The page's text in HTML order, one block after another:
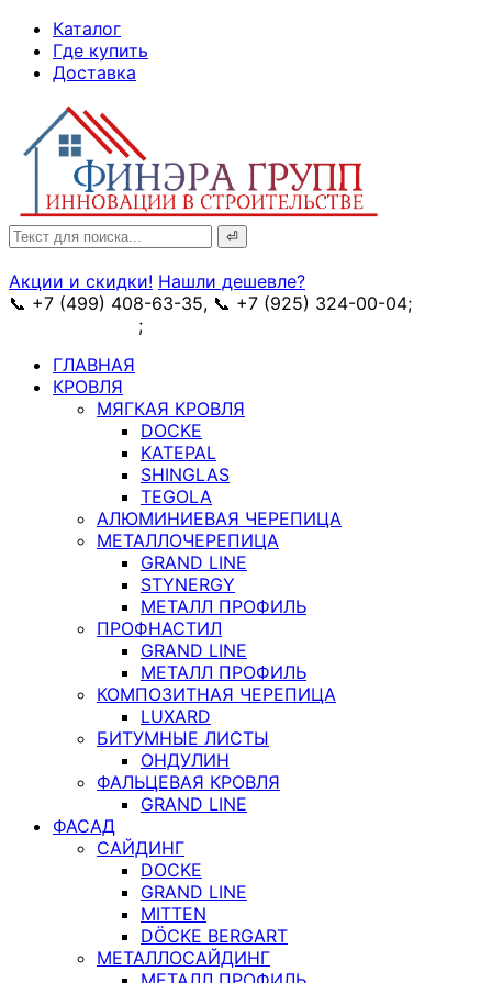
Skip
Content
Каталог
Где купить
Доставка
Search
for:
Акции и скидки! Нашли дешевле?
📞 +7 (499) 408-63-35, 📞 +7 (925) 324-00-04;
;
ГЛАВНАЯ
КРОВЛЯ
МЯГКАЯ КРОВЛЯ
DOCKE
KATEPAL
SHINGLAS
TEGOLA
АЛЮМИНИЕВАЯ ЧЕРЕПИЦА
МЕТАЛЛОЧЕРЕПИЦА
GRAND LINE
STYNERGY
МЕТАЛЛ ПРОФИЛЬ
ПРОФНАСТИЛ
GRAND LINE
МЕТАЛЛ ПРОФИЛЬ
КОМПОЗИТНАЯ ЧЕРЕПИЦА
LUXARD
БИТУМНЫЕ ЛИСТЫ
ОНДУЛИН
ФАЛЬЦЕВАЯ КРОВЛЯ
GRAND LINE
ФАСАД
САЙДИНГ
DOCKE
GRAND LINE
MITTEN
DÖCKE BERGART
МЕТАЛЛОСАЙДИНГ